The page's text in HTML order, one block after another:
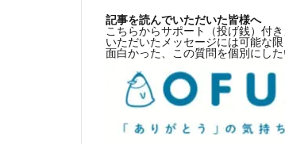
記事を読んでいただいた皆様へ
こちらからサポート（投げ銭）付
いただいたメッセージには可能な
面白かった、この質問を個別にし